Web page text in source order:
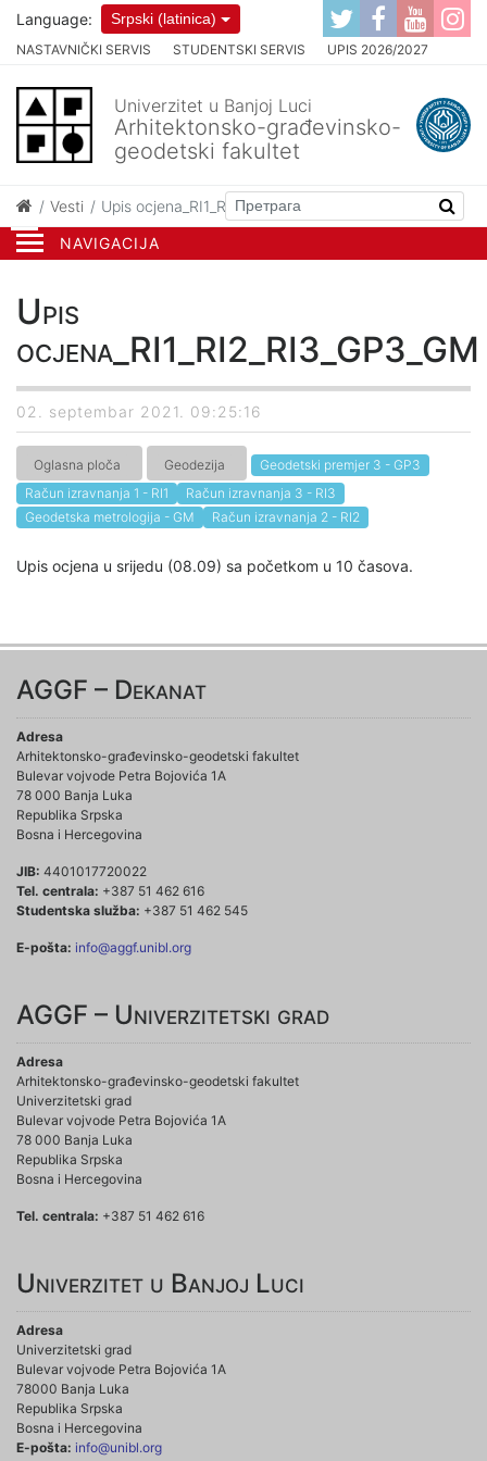
NAVIGACIJA
NASTAVNIČKI SERVIS STUDENTSKI SERVIS UPIS 2026/2027
Language: Srpski (latinica)
Univerzitet u Banjoj Luci
Arhitektonsko-građevinsko-
geodetski fakultet
Vesti Upis ocjena_RI1_RI2_RI3_GP3_GM
Upis
ocjena_RI1_RI2_RI3_GP3_GM
02. septembar 2021. 09:25:16
Oglasna ploča Geodezija
Geodetski premjer 3 - GP3
Račun izravnanja 1 - RI1
Račun izravnanja 3 - RI3
Geodetska metrologija - GM
Račun izravnanja 2 - RI2
Upis ocjena u srijedu (08.09) sa početkom u 10 časova.
AGGF – Dekanat
Adresa
Arhitektonsko-građevinsko-geodetski fakultet
Bulevar vojvode Petra Bojovića 1A
78 000 Banja Luka
Republika Srpska
Bosna i Hercegovina
JIB: 4401017720022
Tel. centrala: +387 51 462 616
Studentska služba: +387 51 462 545
E-pošta: info@aggf.unibl.org
AGGF – Univerzitetski grad
Adresa
Arhitektonsko-građevinsko-geodetski fakultet
Univerzitetski grad
Bulevar vojvode Petra Bojovića 1A
78 000 Banja Luka
Republika Srpska
Bosna i Hercegovina
Tel. centrala: +387 51 462 616
Univerzitet u Banjoj Luci
Adresa
Univerzitetski grad
Bulevar vojvode Petra Bojovića 1A
78000 Banja Luka
Republika Srpska
Bosna i Hercegovina
E-pošta: info@unibl.org